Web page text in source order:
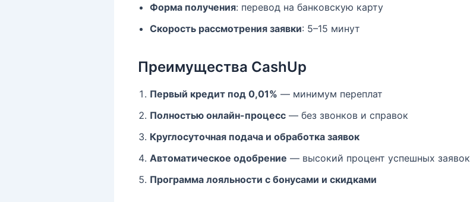
Форма получения: перевод на банковскую карту
Скорость рассмотрения заявки: 5–15 минут
Преимущества CashUp
Первый кредит под 0,01% — минимум переплат
Полностью онлайн-процесс — без звонков и справок
Круглосуточная подача и обработка заявок
Автоматическое одобрение — высокий процент успешных заявок
Программа лояльности с бонусами и скидками